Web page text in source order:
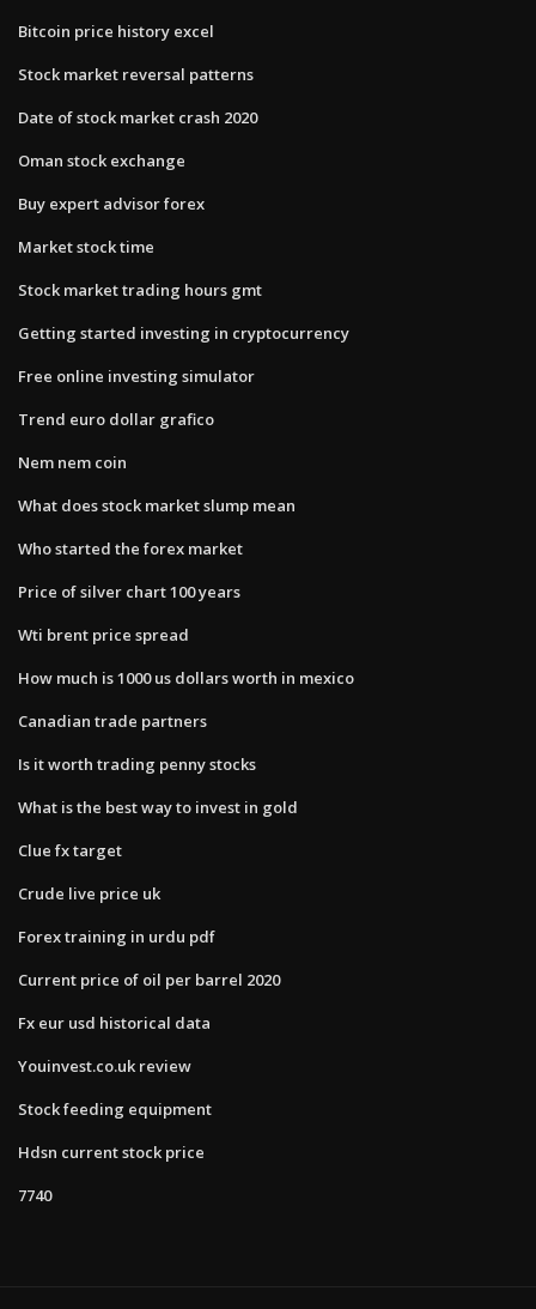
Bitcoin price history excel
Stock market reversal patterns
Date of stock market crash 2020
Oman stock exchange
Buy expert advisor forex
Market stock time
Stock market trading hours gmt
Getting started investing in cryptocurrency
Free online investing simulator
Trend euro dollar grafico
Nem nem coin
What does stock market slump mean
Who started the forex market
Price of silver chart 100 years
Wti brent price spread
How much is 1000 us dollars worth in mexico
Canadian trade partners
Is it worth trading penny stocks
What is the best way to invest in gold
Clue fx target
Crude live price uk
Forex training in urdu pdf
Current price of oil per barrel 2020
Fx eur usd historical data
Youinvest.co.uk review
Stock feeding equipment
Hdsn current stock price
7740